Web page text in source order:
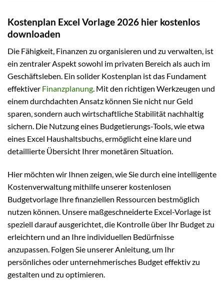
Kostenplan Excel Vorlage 2026 hier kostenlos
downloaden
Die Fähigkeit, Finanzen zu organisieren und zu verwalten, ist
ein zentraler Aspekt sowohl im privaten Bereich als auch im
Geschäftsleben. Ein solider Kostenplan ist das Fundament
effektiver Finanzplanung. Mit den richtigen Werkzeugen und
einem durchdachten Ansatz können Sie nicht nur Geld
sparen, sondern auch wirtschaftliche Stabilität nachhaltig
sichern. Die Nutzung eines Budgetierungs-Tools, wie etwa
eines Excel Haushaltsbuchs, ermöglicht eine klare und
detaillierte Übersicht Ihrer monetären Situation.
Hier möchten wir Ihnen zeigen, wie Sie durch eine intelligente
Kostenverwaltung mithilfe unserer kostenlosen
Budgetvorlage Ihre finanziellen Ressourcen bestmöglich
nutzen können. Unsere maßgeschneiderte Excel-Vorlage ist
speziell darauf ausgerichtet, die Kontrolle über Ihr Budget zu
erleichtern und an Ihre individuellen Bedürfnisse
anzupassen. Folgen Sie unserer Anleitung, um Ihr
persönliches oder unternehmerisches Budget effektiv zu
gestalten und zu optimieren.